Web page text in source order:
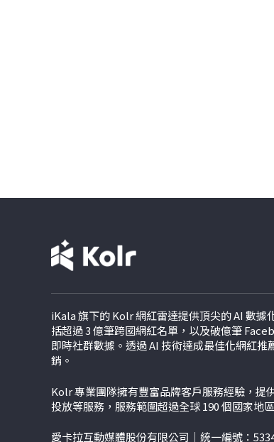
iKala 旗下的 Kolr 網紅雷達提供頂尖的 AI 數據
括超過 3 億筆跨國網紅名單，以及破億筆
即時社群數據。透過 AI 技術達成最佳化網紅
銷。
Kolr 專業團隊擁有豐富品牌客戶服務經驗，提
投放等服務，服務範圍超過全球 190 個國家地
愛卡拉互動媒體股份有限公司｜統一編號：